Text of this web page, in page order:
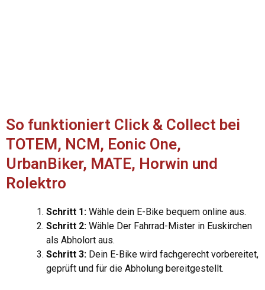
So funktioniert Click & Collect bei
TOTEM, NCM, Eonic One,
UrbanBiker, MATE, Horwin und
Rolektro
Schritt 1: Wähle dein E-Bike bequem online aus.
Schritt 2: Wähle Der Fahrrad-Mister in Euskirchen
als Abholort aus.
Schritt 3: Dein E-Bike wird fachgerecht vorbereitet,
geprüft und für die Abholung bereitgestellt.